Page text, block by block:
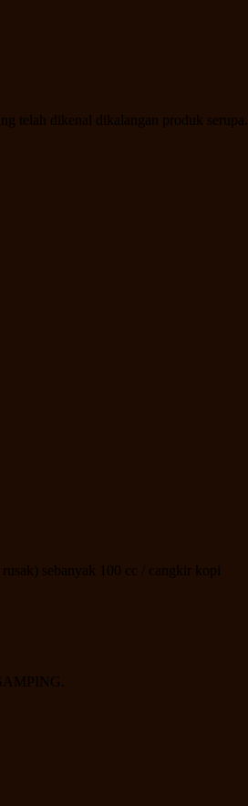
telah dikenal dikalangan produk serupa.
sebanyak 100 cc / cangkir kopi